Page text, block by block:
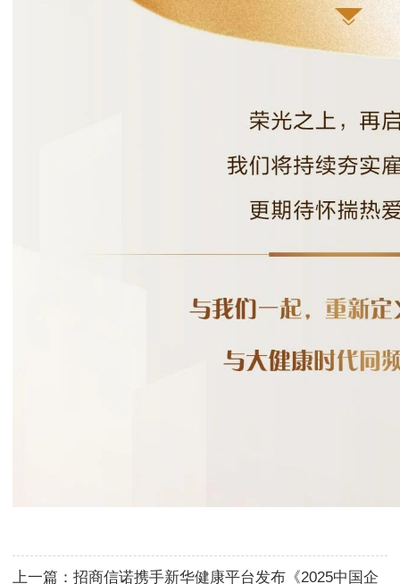
上一篇： 招商信诺携手新华健康平台发布《2025中国企